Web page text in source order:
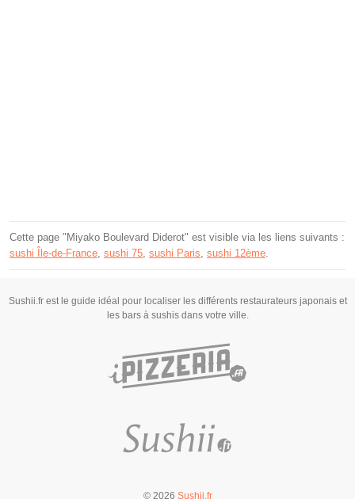
Cette page "Miyako Boulevard Diderot" est visible via les liens suivants :
sushi Île-de-France, sushi 75, sushi Paris, sushi 12ème.
Sushii.fr est le guide idéal pour localiser les différents restaurateurs japonais et
les bars à sushis dans votre ville.
© 2026 Sushii.fr